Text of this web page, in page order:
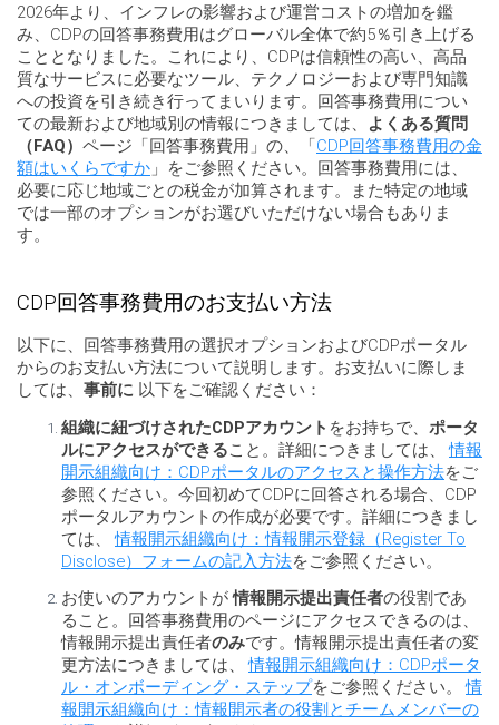
2026年より、インフレの影響および運営コストの増加を鑑
み、CDPの回答事務費用はグローバル全体で約5％引き上げる
こととなりました。これにより、CDPは信頼性の高い、高品
質なサービスに必要なツール、テクノロジーおよび専門知識
への投資を引き続き行ってまいります。回答事務費用につい
ての最新および地域別の情報につきましては、
よくある質問
（FAQ） ページ「回答事務費用」の、「CDP回答事務費用の金
額はいくらですか 」をご参照ください。回答事務費用には、
必要に応じ地域ごとの税金が加算されます。また特定の地域
では一部のオプションがお選びいただけない場合もありま
す。
CDP回答事務費用のお支払い方法
以下に、回答事務費用の選択オプションおよびCDPポータル
からのお支払い方法について説明します。お支払いに際しま
しては、 事前に 以下をご確認ください：
組織に紐づけされたCDPアカウント をお持ちで、 ポータ
ルにアクセスができること。詳細につきましては、
情報
開示組織向け：CDPポータルのアクセスと操作方法をご
参照ください。今回初めてCDPに回答される場合、CDP
ポータルアカウントの作成が必要です。詳細につきまし
ては、
情報開示組織向け：情報開示登録（Register To
Disclose）フォームの記入方法をご参照ください。
お使いのアカウントが情報開示提出責任者の役割であ
ること。回答事務費用のページにアクセスできるのは、
情報開示提出責任者のみです。情報開示提出責任者の変
更方法につきましては、
情報開示組織向け：CDPポータ
ル・オンボーディング・ステップをご参照ください。
情
報開示組織向け：情報開示者の役割とチームメンバーの